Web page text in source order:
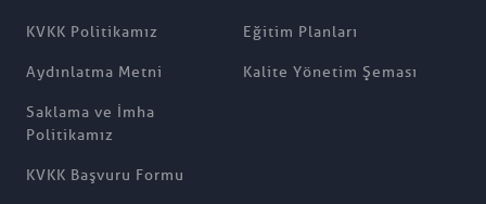
KVKK Politikamız
Aydınlatma Metni
Saklama ve İmha
Politikamız
KVKK Başvuru Formu
Eğitim Planları
Kalite Yönetim Şeması